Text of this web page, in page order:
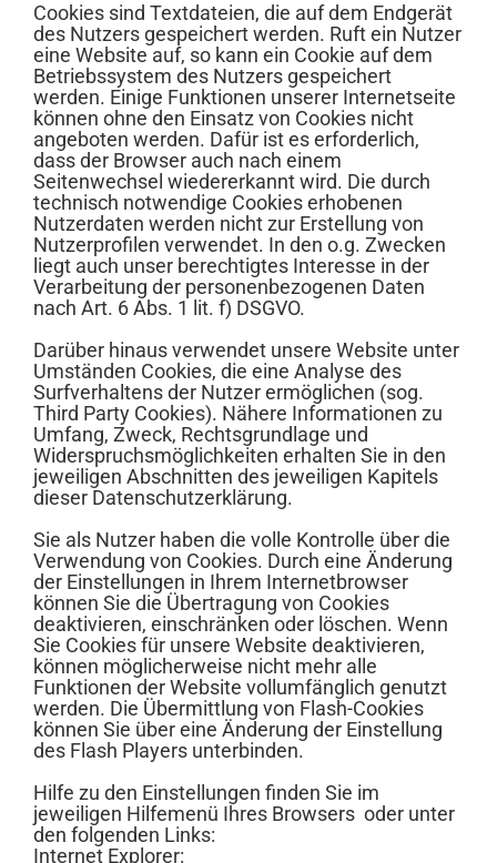
Cookies sind Textdateien, die auf dem Endgerät
des Nutzers gespeichert werden. Ruft ein Nutzer
eine Website auf, so kann ein Cookie auf dem
Betriebssystem des Nutzers gespeichert
werden. Einige Funktionen unserer Internetseite
können ohne den Einsatz von Cookies nicht
angeboten werden. Dafür ist es erforderlich,
dass der Browser auch nach einem
Seitenwechsel wiedererkannt wird. Die durch
technisch notwendige Cookies erhobenen
Nutzerdaten werden nicht zur Erstellung von
Nutzerprofilen verwendet. In den o.g. Zwecken
liegt auch unser berechtigtes Interesse in der
Verarbeitung der personenbezogenen Daten
nach Art. 6 Abs. 1 lit. f) DSGVO.
Darüber hinaus verwendet unsere Website unter
Umständen Cookies, die eine Analyse des
Surfverhaltens der Nutzer ermöglichen (sog.
Third Party Cookies). Nähere Informationen zu
Umfang, Zweck, Rechtsgrundlage und
Widerspruchsmöglichkeiten erhalten Sie in den
jeweiligen Abschnitten des jeweiligen Kapitels
dieser Datenschutzerklärung.
Sie als Nutzer haben die volle Kontrolle über die
Verwendung von Cookies. Durch eine Änderung
der Einstellungen in Ihrem Internetbrowser
können Sie die Übertragung von Cookies
deaktivieren, einschränken oder löschen. Wenn
Sie Cookies für unsere Website deaktivieren,
können möglicherweise nicht mehr alle
Funktionen der Website vollumfänglich genutzt
werden. Die Übermittlung von Flash-Cookies
können Sie über eine Änderung der Einstellung
des Flash Players unterbinden.
Hilfe zu den Einstellungen finden Sie im
jeweiligen Hilfemenü Ihres Browsers oder unter
den folgenden Links:
Internet Explorer: